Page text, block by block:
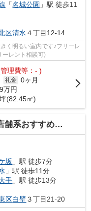
「名城公園 」駅 徒歩11
区清水 ４丁目12-14
く明るい室内です♪フリーレ
ーレント相談可)
理費等：- )
礼金 0ヶ月
万円
(82.45㎡)
系おすすめ 】
坂 」駅 徒歩7分
」駅 徒歩11分
手 」駅 徒歩13分
区白壁３丁目21-20